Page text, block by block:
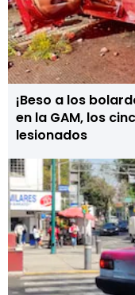
¡Beso a los
en la GAM, los
lesionados